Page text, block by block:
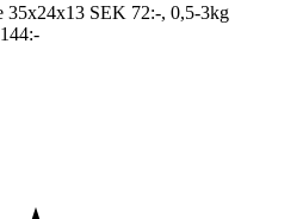
35x24x13 SEK 72:-, 0,5-3kg